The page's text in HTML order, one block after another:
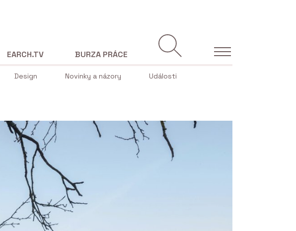
Design Novinky a názory Události
EARCH.TV BURZA PRÁCE